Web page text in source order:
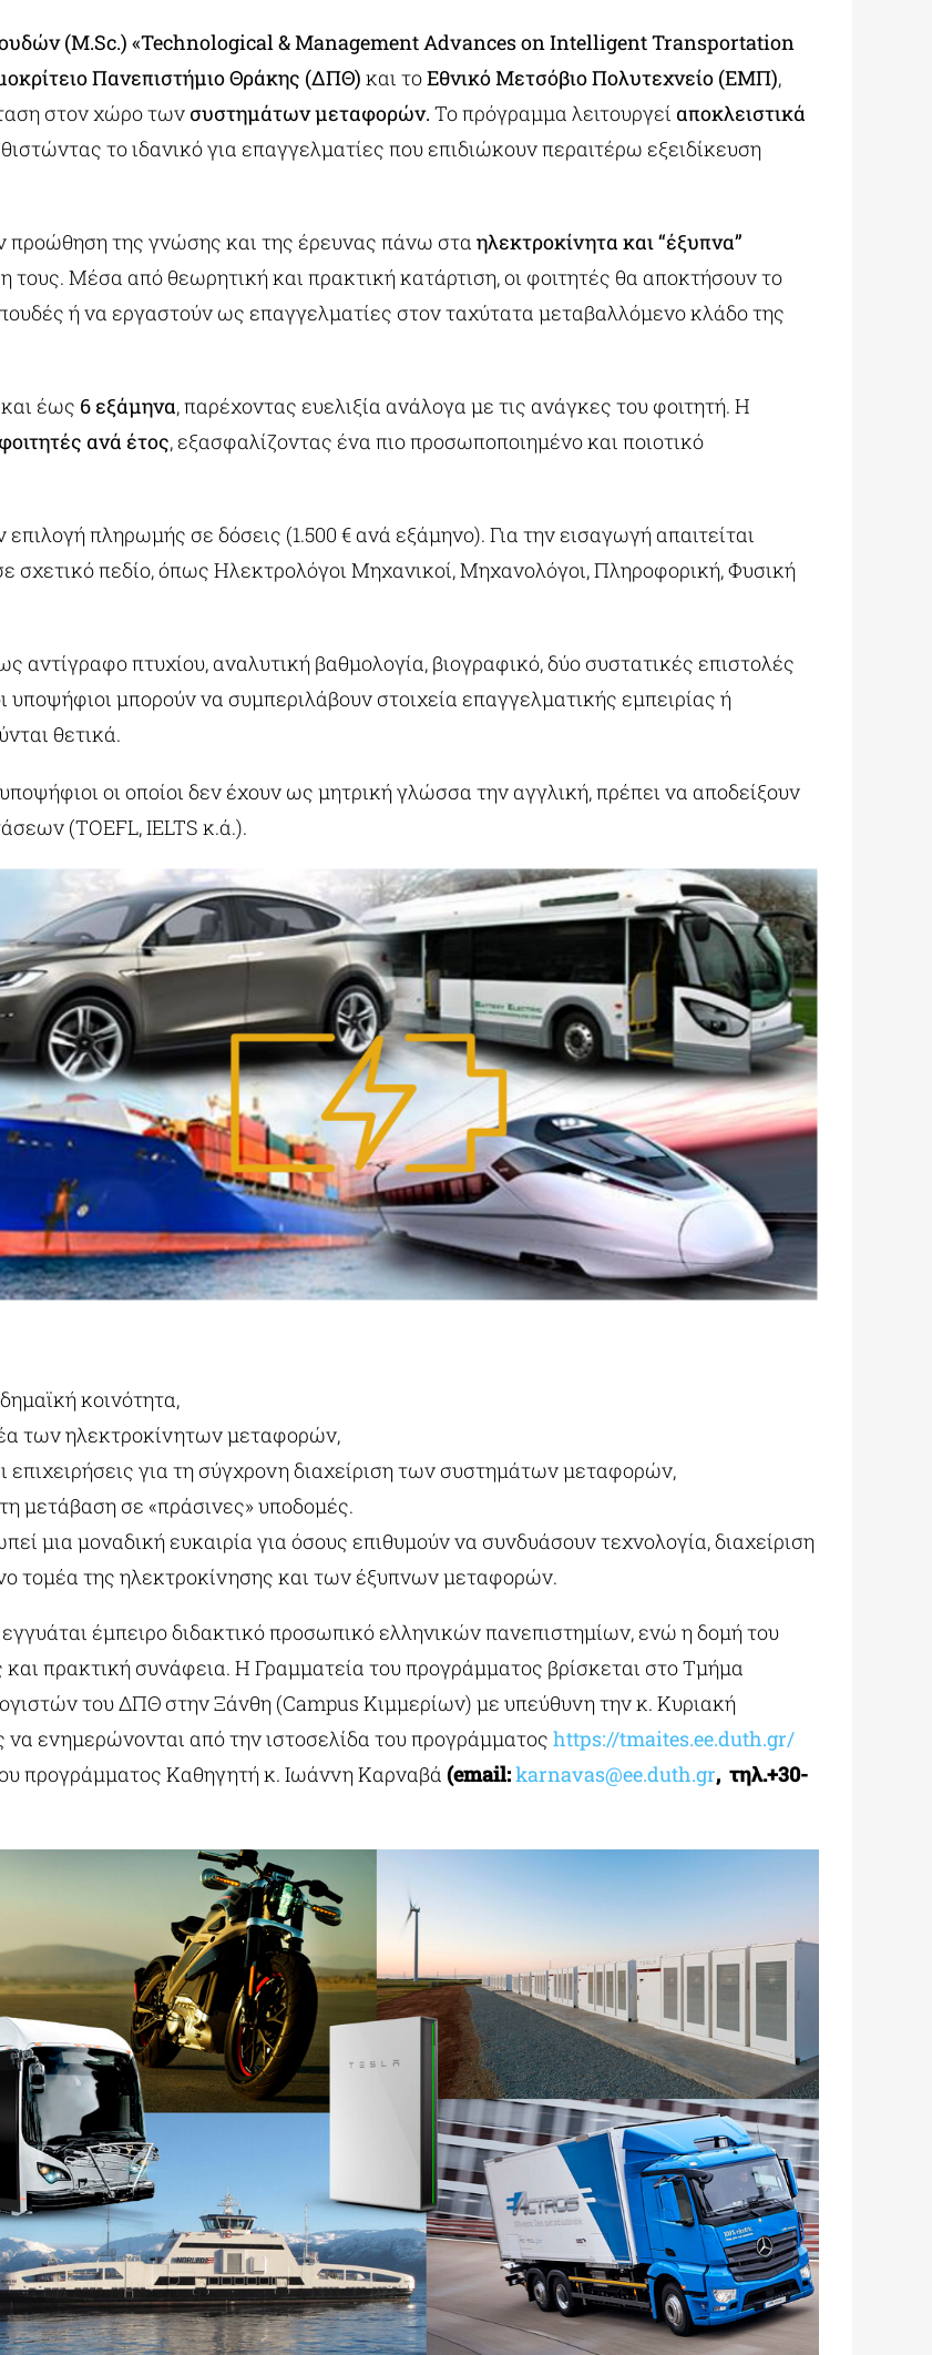
(M.Sc.) «Technological & Management Advances on Intelligent Transportation
Πανεπιστήμιο Θράκης (ΔΠΘ) και τοΕθνικό Μετσόβιο Πολυτεχνείο (ΕΜΠ),
στον χώρο τωνσυστημάτων μεταφορών. Το πρόγραμμα λειτουργεί αποκλειστικά
το ιδανικό για επαγγελματίες που επιδιώκουν περαιτέρω εξειδίκευση
προώθηση της γνώσης και της έρευνας πάνω στα ηλεκτροκίνητα και “έξυπνα”
τους. Μέσα από θεωρητική και πρακτική κατάρτιση, οι φοιτητές θα αποκτήσουν το
ή να εργαστούν ως επαγγελματίες στον ταχύτατα μεταβαλλόμενο κλάδο της
και έως 6 εξάμηνα, παρέχοντας ευελιξία ανάλογα με τις ανάγκες του φοιτητή. Η
ανά έτος, εξασφαλίζοντας ένα πιο προσωποποιημένο και ποιοτικό
επιλογή πληρωμής σε δόσεις (1.500 € ανά εξάμηνο). Για την εισαγωγή απαιτείται
σχετικό πεδίο, όπως Ηλεκτρολόγοι Μηχανικοί, Μηχανολόγοι, Πληροφορική, Φυσική
αντίγραφο πτυχίου, αναλυτική βαθμολογία, βιογραφικό, δύο συστατικές επιστολές
μπορούν να συμπεριλάβουν στοιχεία επαγγελματικής εμπειρίας ή
θετικά.
υποψήφιοι οι οποίοι δεν έχουν ως μητρική γλώσσα την αγγλική, πρέπει να αποδείξουν
(TOEFL, IELTS κ.ά.).
κοινότητα,
των ηλεκτροκίνητων μεταφορών,
για τη σύγχρονη διαχείριση των συστημάτων μεταφορών,
μετάβαση σε «πράσινες» υποδομές.
μια μοναδική ευκαιρία για όσους επιθυμούν να συνδυάσουν τεχνολογία, διαχείριση
τομέα της ηλεκτροκίνησης και των έξυπνων μεταφορών.
έμπειρο διδακτικό προσωπικό ελληνικών πανεπιστημίων, ενώ η δομή του
πρακτική συνάφεια. Η Γραμματεία του προγράμματος βρίσκεται στο Τμήμα
του ΔΠΘ στην Ξάνθη (Campus Κιμμερίων) με υπεύθυνη την κ. Κυριακή
ενημερώνονται από την ιστοσελίδα του προγράμματος https://tmaites.ee.duth.gr/
προγράμματος Καθηγητή κ. Ιωάννη Καρναβά (email:karnavas@ee.duth.gr, τηλ.+30-